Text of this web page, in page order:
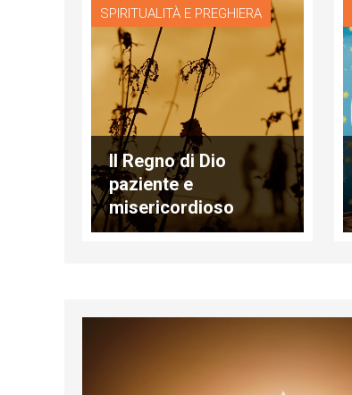
SPIRITUALITÀ E PREGHIERA
Il Regno di Dio
paziente e
misericordioso